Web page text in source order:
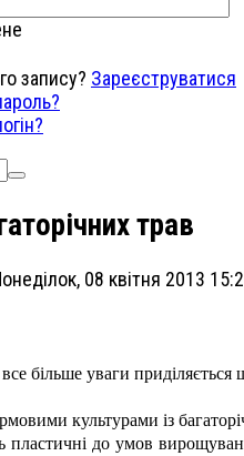
запису? Зареєструватися
трав
08 квітня 2013
більше уваги
культурами із
пластичні до умов